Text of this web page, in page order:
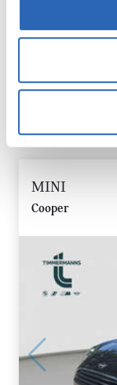
-
141 g/km (WLTP)
2
MINI
Cooper